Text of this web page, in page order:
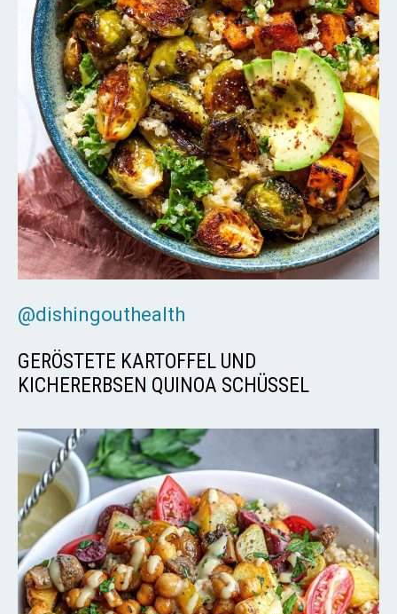
@dishingouthealth
GERÖSTETE KARTOFFEL UND
KICHERERBSEN QUINOA SCHÜSSEL